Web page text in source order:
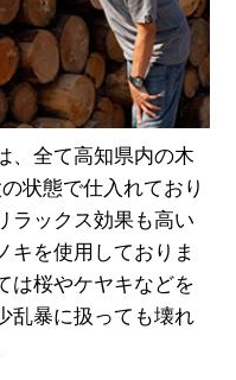
、全て高知県内の木
状態で仕入れており
ラックス効果も高い
キを使用しておりま
は桜やケヤキなどを
乱暴に扱っても壊れ